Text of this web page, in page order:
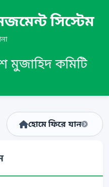
সিস্টেম
মুজাহিদ কমিটি
হোমে ফিরে যান